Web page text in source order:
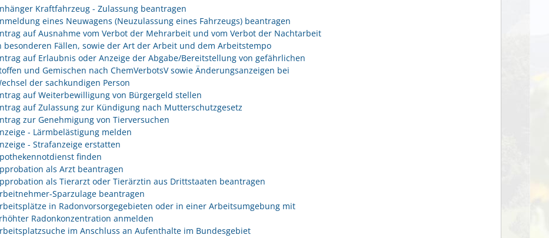
Kraftfahrzeug - Zulassung beantragen
eines Neuwagens (Neuzulassung eines Fahrzeugs) beantragen
auf Ausnahme vom Verbot der Mehrarbeit und vom Verbot der Nachtarbeit
besonderen Fällen, sowie der Art der Arbeit und dem Arbeitstempo
auf Erlaubnis oder Anzeige der Abgabe/Bereitstellung von gefährlichen
und Gemischen nach ChemVerbotsV sowie Änderungsanzeigen bei
der sachkundigen Person
auf Weiterbewilligung von Bürgergeld stellen
auf Zulassung zur Kündigung nach Mutterschutzgesetz
zur Genehmigung von Tierversuchen
- Lärmbelästigung melden
- Strafanzeige erstatten
finden
als Arzt beantragen
als Tierarzt oder Tierärztin aus Drittstaaten beantragen
Sparzulage beantragen
in Radonvorsorgegebieten oder in einer Arbeitsumgebung mit
Radonkonzentration anmelden
im Anschluss an Aufenthalte im Bundesgebiet